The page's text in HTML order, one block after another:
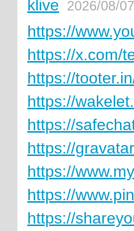
klive 2026/08/
https://
https://x.com/
https://
https://
https://
https://
https://
https://
https://